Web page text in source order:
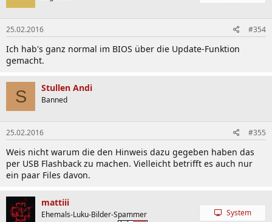
25.02.2016 #354
Ich hab's ganz normal im BIOS über die Update-Funktion
gemacht.
S Stullen Andi
Banned
25.02.2016 #355
Weis nicht warum die den Hinweis dazu gegeben haben das
per USB Flashback zu machen. Vielleicht betrifft es auch nur
ein paar Files davon.
mattiii
Ehemals-Luku-Bilder-Spammer System